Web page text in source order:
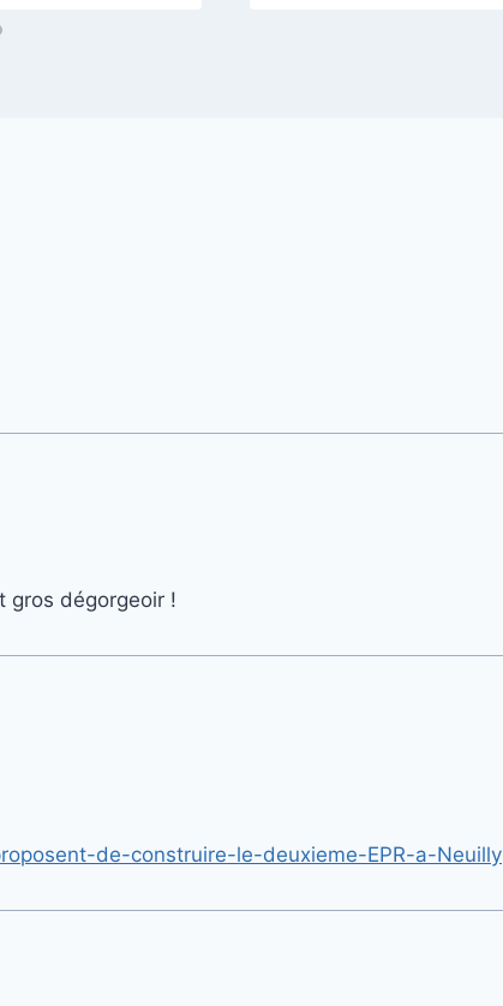
gros dégorgeoir !
de-construire-le-deuxieme-EPR-a-Neuilly